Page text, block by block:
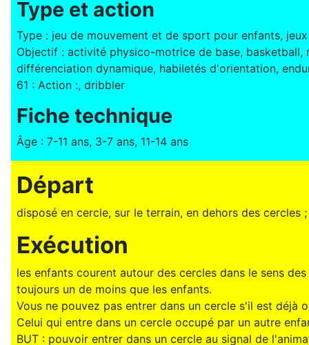
Type et action
Type : jeu de mouvement et de sport pour enfants,
Objectif : activité physico-motrice de base,
différenciation dynamique, habiletés d'orientation,
61 : Action :, dribbler
Fiche technique
Âge : 7-11 ans, 3-7 ans, 11-14 ans
Départ
disposé en cercle, sur le terrain, en dehors des
Exécution
les enfants courent autour des cercles dans le sens
toujours un de moins que les enfants.
Vous ne pouvez pas entrer dans un cercle s'il est déjà
Celui qui entre dans un cercle occupé par un autre
BUT : pouvoir entrer dans un cercle au signal de